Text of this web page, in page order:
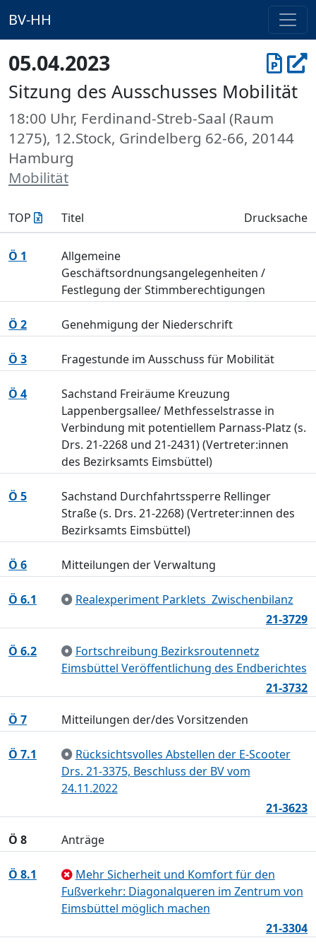
BV-HH
05.04.2023
Sitzung des Ausschusses Mobilität
18:00 Uhr, Ferdinand-Streb-Saal (Raum
1275), 12.Stock, Grindelberg 62-66, 20144
Hamburg
Mobilität
TOP Titel Drucksache
Ö 1
Allgemeine
Geschäftsordnungsangelegenheiten /
Festlegung der Stimmberechtigungen
Ö 2 Genehmigung der Niederschrift
Ö 3 Fragestunde im Ausschuss für Mobilität
Ö 4
Sachstand Freiräume Kreuzung
Lappenbergsallee/ Methfesselstrasse in
Verbindung mit potentiellem Parnass-Platz (s.
Drs. 21-2268 und 21-2431) (Vertreter:innen
des Bezirksamts Eimsbüttel)
Ö 5
Sachstand Durchfahrtssperre Rellinger
Straße (s. Drs. 21-2268) (Vertreter:innen des
Bezirksamts Eimsbüttel)
Ö 6 Mitteilungen der Verwaltung
Ö 6.1
Realexperiment Parklets  Zwischenbilanz
21-3729
Ö 6.2
Fortschreibung Bezirksroutennetz
Eimsbüttel Veröffentlichung des Endberichtes
21-3732
Ö 7 Mitteilungen der/des Vorsitzenden
Ö 7.1
Rücksichtsvolles Abstellen der E-Scooter
Drs. 21-3375, Beschluss der BV vom
24.11.2022
21-3623
Ö 8 Anträge
Ö 8.1
Mehr Sicherheit und Komfort für den
Fußverkehr: Diagonalqueren im Zentrum von
Eimsbüttel möglich machen
21-3304